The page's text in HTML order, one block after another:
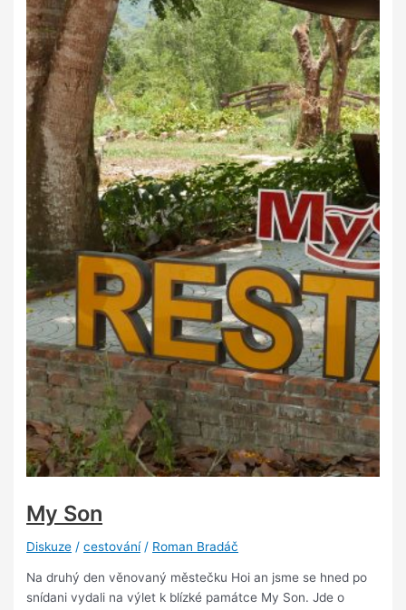
My Son
Diskuze /cestování/ Roman Bradáč
Na druhý den věnovaný městečku Hoi an jsme se hned po
snídani vydali na výlet k blízké památce My Son. Jde o